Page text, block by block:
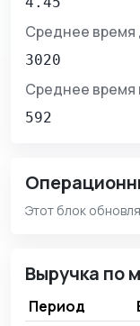
Среднее время
3020
Среднее время
592
Этот блок
Выручка по
Период